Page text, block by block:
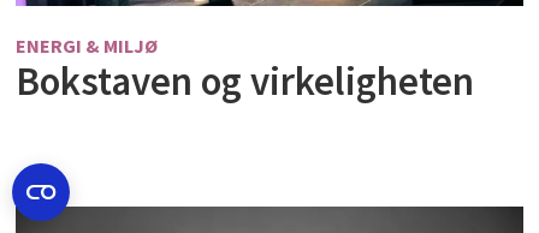
ENERGI & MILJØ
Bokstaven og virkeligheten